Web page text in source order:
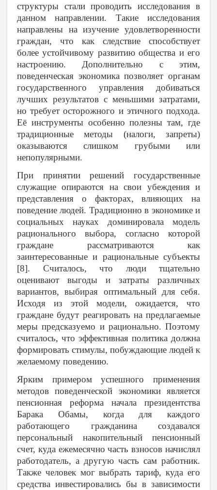
структуры стали проводить исследования в
данном направлении. Такие исследования
направлены на изучение удовлетворенности
граждан, что как следствие способствует
более устойчивому развитию общества и его
настроению. Дополнительно с этим,
поведенческая экономика позволяет органам
государственного управления добиваться
лучших результатов с меньшими затратами,
но требует осторожного и этичного подхода.
Её инструменты особенно полезны там, где
традиционные методы (налоги, запреты)
оказываются слишком грубыми или
непопулярными.
При принятии решений государственные
служащие опираются на свои убеждения и
представления о факторах, влияющих на
поведение людей. Традиционно в экономике и
социальных науках доминировала модель
рационального выбора, согласно которой
граждане рассматриваются как
заинтересованные и рациональные субъекты
[8]. Считалось, что люди тщательно
оценивают выгоды и затраты различных
вариантов, выбирая оптимальный для себя.
Исходя из этой модели, ожидается, что
граждане будут реагировать на предлагаемые
меры предсказуемо и рационально. Поэтому
считалось, что эффективная политика должна
формировать стимулы, побуждающие людей к
желаемому поведению.
Ярким примером успешного применения
методов поведенческой экономики является
пенсионная реформа начала президентства
Барака Обамы, когда для каждого
работающего гражданина создавался
персональный накопительный пенсионный
счет, куда ежемесячно часть взносов начислял
работодатель, а другую часть сам работник.
Также человек мог выбрать тариф, куда его
средства инвестировались бы в зависимости